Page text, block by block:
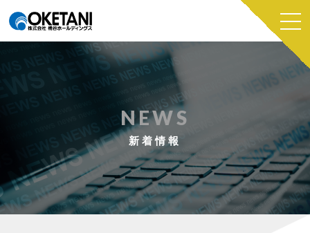
NEWS
新着情報